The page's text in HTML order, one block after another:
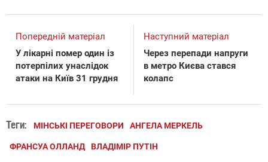
Попередній матеріал
У лікарні помер один із
потерпілих унаслідок
атаки на Київ 31 грудня
Наступний матеріал
Через перепади напруги
в метро Києва стався
колапс
Теги: МІНСЬКІ ПЕРЕГОВОРИ АНГЕЛА МЕРКЕЛЬ
ФРАНСУА ОЛЛАНД ВЛАДІМІР ПУТІН